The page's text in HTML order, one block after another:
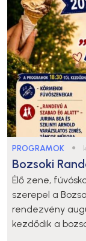
PROGRAMOK ●
Bozsoki
Élő zene,
szerepel a
rendezvény
kezdődik a